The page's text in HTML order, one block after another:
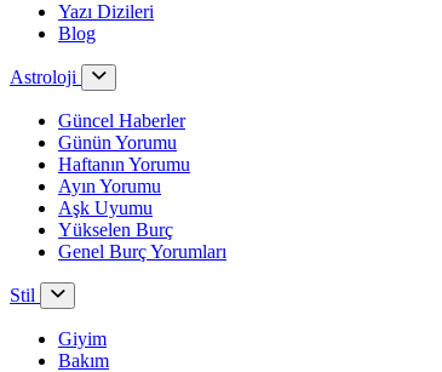
Yazı Dizileri
Blog
Astroloji
Güncel Haberler
Günün Yorumu
Haftanın Yorumu
Ayın Yorumu
Aşk Uyumu
Yükselen Burç
Genel Burç Yorumları
Stil
Giyim
Bakım